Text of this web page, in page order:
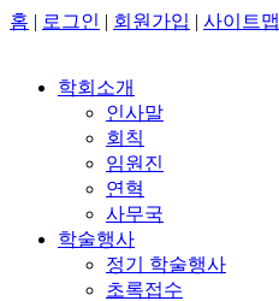
홈 | 로그인 | 회원가입 | 사이트맵
학회소개
인사말
회칙
임원진
연혁
사무국
학술행사
정기 학술행사
초록접수